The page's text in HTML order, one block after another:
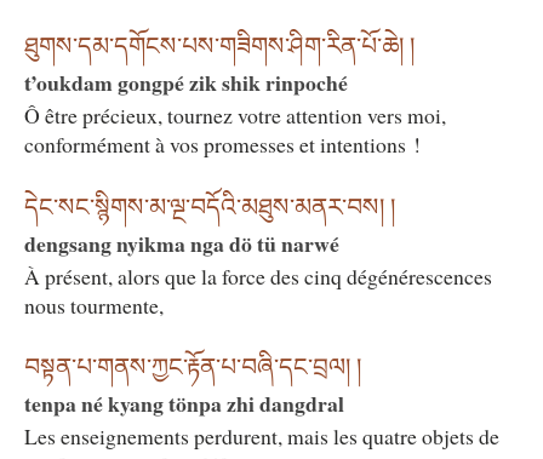
ཐུགས་དམ་དགོངས་པས་གཟིགས་ཤིག་རིན་པོ་ཆེ། །
t’oukdam gongpé zik shik rinpoché
Ô être précieux, tournez votre attention vers moi,
conformément à vos promesses et intentions !
དེང་སང་སྙིགས་མ་ལྔ་བདོའི་མཐུས་མནར་བས། །
dengsang nyikma nga dö tü narwé
À présent, alors que la force des cinq dégénérescences
nous tourmente,
བསྟན་པ་གནས་ཀྱང་རྟོན་པ་བཞི་དང་བྲལ། །
tenpa né kyang tönpa zhi dangdral
Les enseignements perdurent, mais les quatre objets de